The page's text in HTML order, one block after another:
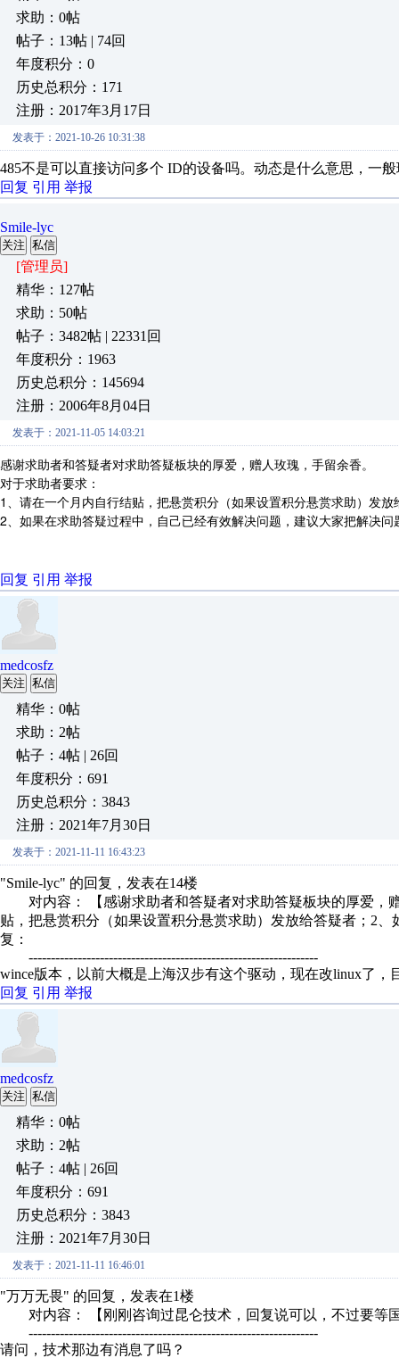
求助：0帖
帖子：13帖 | 74回
年度积分：0
历史总积分：171
注册：2017年3月17日
发表于：2021-10-26 10:31:38
485不是可以直接访问多个 ID的设备吗。动态是什么意思，一
回复 引用 举报
Smile-lyc
关注 私信
[管理员]
精华：127帖
求助：50帖
帖子：3482帖 | 22331回
年度积分：1963
历史总积分：145694
注册：2006年8月04日
发表于：2021-11-05 14:03:21
感谢求助者和答疑者对求助答疑板块的厚爱，赠人玫瑰，手留余香。
对于求助者要求：
1、请在一个月内自行结贴，把悬赏积分（如果设置积分悬赏求助）发放
2、如果在求助答疑过程中，自己已经有效解决问题，建议大家把解决
回复 引用 举报
medcosfz
关注 私信
精华：0帖
求助：2帖
帖子：4帖 | 26回
年度积分：691
历史总积分：3843
注册：2021年7月30日
发表于：2021-11-11 16:43:23
"Smile-lyc" 的回复，发表在14楼
对内容： 【感谢求助者和答疑者对求助答疑板块的厚爱，
贴，把悬赏积分（如果设置积分悬赏求助）发放给答疑者；2
复：
-----------------------------------------------------------------
wince版本，以前大概是上海汉步有这个驱动，现在改linux了，
回复 引用 举报
medcosfz
关注 私信
精华：0帖
求助：2帖
帖子：4帖 | 26回
年度积分：691
历史总积分：3843
注册：2021年7月30日
发表于：2021-11-11 16:46:01
"万万无畏" 的回复，发表在1楼
对内容： 【刚刚咨询过昆仑技术，回复说可以，不过要等
-----------------------------------------------------------------
请问，技术那边有消息了吗？